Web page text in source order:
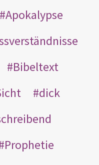
Apokalypse
Bibeltext
dick
Prophetie